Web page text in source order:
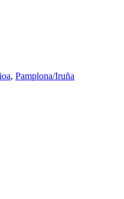
, Pamplona/Iruña